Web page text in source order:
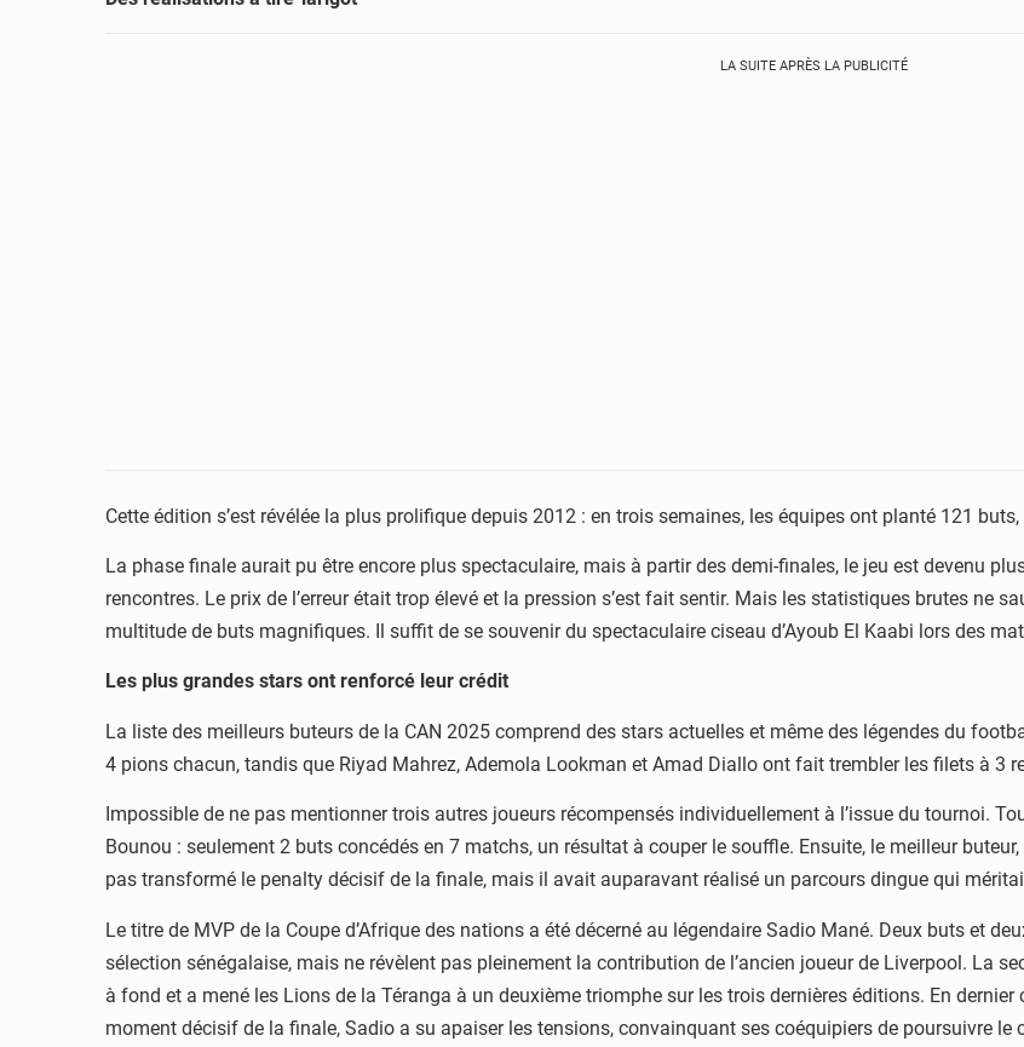
LA SUITE APRÈS LA PUBLICITÉ
Cette édition s’est révélée la plus prolifique depuis 2012 : en trois semaines, les équipes ont planté 121
La phase finale aurait pu être encore plus spectaculaire, mais à partir des demi-finales, le jeu est devenu
rencontres. Le prix de l’erreur était trop élevé et la pression s’est fait sentir. Mais les statistiques brutes ne
multitude de buts magnifiques. Il suffit de se souvenir du spectaculaire ciseau d’Ayoub El Kaabi lors des
Les plus grandes stars ont renforcé leur crédit
La liste des meilleurs buteurs de la CAN 2025 comprend des stars actuelles et même des légendes du
4 pions chacun, tandis que Riyad Mahrez, Ademola Lookman et Amad Diallo ont fait trembler les filets à 3
Impossible de ne pas mentionner trois autres joueurs récompensés individuellement à l’issue du tournoi.
Bounou : seulement 2 buts concédés en 7 matchs, un résultat à couper le souffle. Ensuite, le meilleur
pas transformé le penalty décisif de la finale, mais il avait auparavant réalisé un parcours dingue qui
Le titre de MVP de la Coupe d’Afrique des nations a été décerné au légendaire Sadio Mané. Deux buts et
sélection sénégalaise, mais ne révèlent pas pleinement la contribution de l’ancien joueur de Liverpool. La
à fond et a mené les Lions de la Téranga à un deuxième triomphe sur les trois dernières éditions. En
moment décisif de la finale, Sadio a su apaiser les tensions, convainquant ses coéquipiers de poursuivre